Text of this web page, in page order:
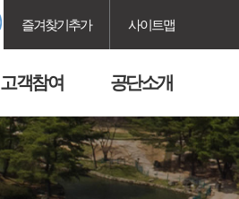
즐겨찾기추가 사이트맵
고객참여 공단소개